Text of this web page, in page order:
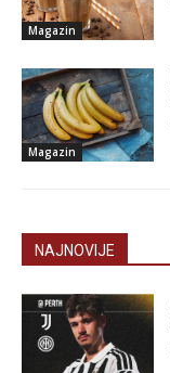
Magazin
Magazin
NAJNOVIJE